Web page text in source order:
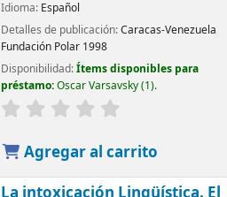
Idioma: Español
Detalles de publicación:Caracas-Venezuela
Fundación Polar 1998
Disponibilidad:Ítems disponibles para
préstamo:Oscar Varsavsky(1).
Agregar al carrito